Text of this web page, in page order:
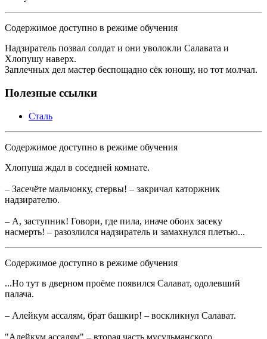
Содержимое доступно в режиме обучения
Надзиратель позвал солдат и они уволокли Салавата и
Хлопушу наверх.
Заплечных дел мастер беспощадно сёк юношу, но тот молчал.
Полезные ссылки
Сталь
Содержимое доступно в режиме обучения
Хлопуша ждал в соседней комнате.
– Засечёте мальчонку, стервы! – закричал каторжник
надзирателю.
– А, заступник! Говори, где пила, иначе обоих засеку
насмерть! – разозлился надзиратель и замахнулся плетью...
Содержимое доступно в режиме обучения
...Но тут в дверном проёме появился Салават, одолевший
палача.
– Алейкум ассалям, брат башкир! – воскликнул Салават.
"Алейкум ассалям" – вторая часть мусульманского